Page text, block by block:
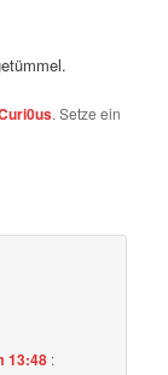
. Setze ein
13:48 :